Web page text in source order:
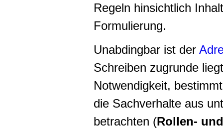
Regeln hinsichtlich
Formulierung.
Unabdingbar ist der
Schreiben zugrunde
Notwendigkeit,
die Sachverhalte aus
betrachten (Rollen-